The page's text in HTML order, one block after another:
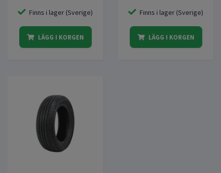
Finns i lager (Sverige)
LÄGG I KORGEN
Finns i lager (Sverige)
LÄGG I KORGEN